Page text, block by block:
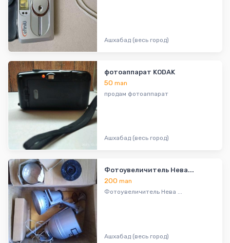
Ашхабад (весь город)
фотоаппарат KODAK
50man
продам фотоаппарат
Ашхабад (весь город)
Фотоувеличитель Нева...
200man
Фотоувеличитель Нева ...
Ашхабад (весь город)